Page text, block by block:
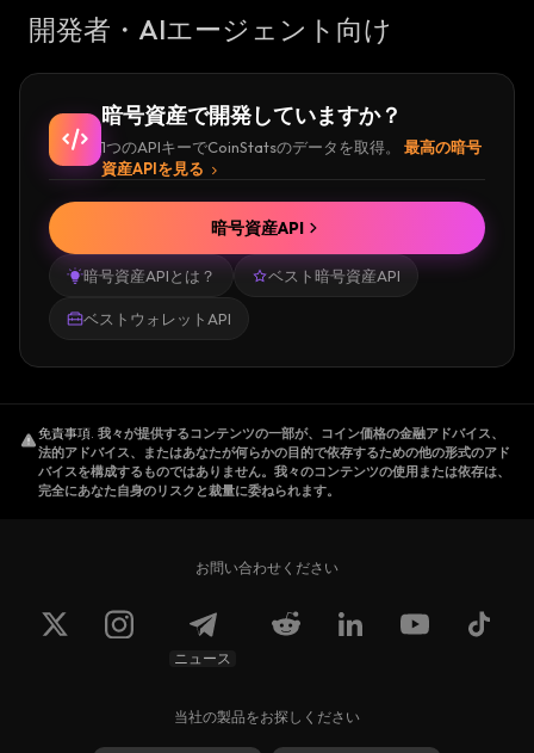
開発者・AIエージェント向け
暗号資産で開発していますか？
1つのAPIキーでCoinStatsのデータを取得。
最高の暗号
資産APIを見る
暗号資産APIとは？ ベスト暗号資産API
ベストウォレットAPI
暗号資産API
免責事項. 我々が提供するコンテンツの一部が、コイン価格の金融アドバイス、
法的アドバイス、またはあなたが何らかの目的で依存するための他の形式のアド
バイスを構成するものではありません。我々のコンテンツの使用または依存は、
完全にあなた自身のリスクと裁量に委ねられます。
お問い合わせください
ニュース
当社の製品をお探しください